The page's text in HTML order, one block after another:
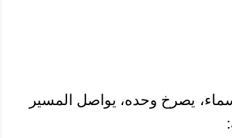
يصرخ وحده، يواصل المسير